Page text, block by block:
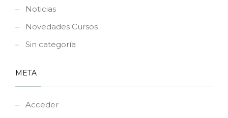
Noticias
Novedades Cursos
Sin categoría
META
Acceder